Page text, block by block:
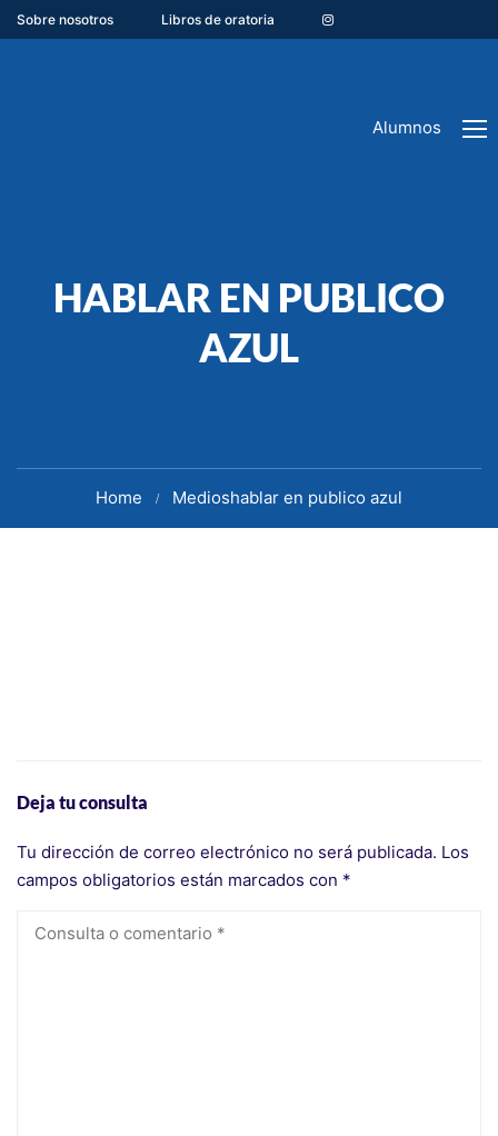
Sobre nosotros Libros de oratoria
Alumnos
HABLAR EN PUBLICO
AZUL
Home Medioshablar en publico azul
Deja tu consulta
Tu dirección de correo electrónico no será publicada. Los
campos obligatorios están marcados con *